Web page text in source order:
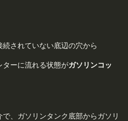
されていない底辺の穴から
ターに流れる状態がガソリンコッ
、ガソリンタンク底部からガソリ